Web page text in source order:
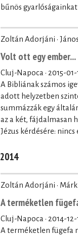
bűnös gyarlóságainkat
Zoltán Adorjáni · János
Volt ott egy ember...
Cluj-Napoca · 2015-01-
A Bibliának számos
adott helyzetben
summázzák egy
az a két, fájdalmasan
Jézus kérdésére:
2014
Zoltán Adorjáni · Márk
A terméketlen
Cluj-Napoca · 2014-12-
A terméketlen fügefa